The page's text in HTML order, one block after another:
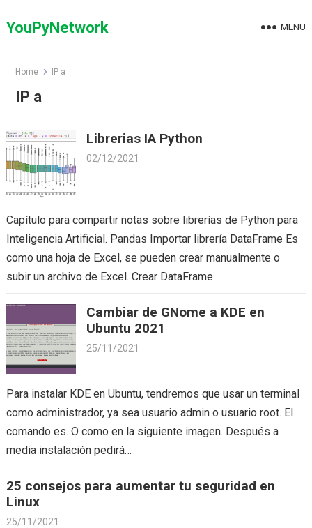
toYouPyNetwork MENU
Home IP a
IP a
Librerias IA Python
02/12/2021
Capítulo para compartir notas sobre librerías de Python para
Inteligencia Artificial. Pandas Importar librería DataFrame Es
como una hoja de Excel, se pueden crear manualmente o
subir un archivo de Excel. Crear DataFrame…
Cambiar de GNome a KDE en
Ubuntu 2021
25/11/2021
Para instalar KDE en Ubuntu, tendremos que usar un terminal
como administrador, ya sea usuario admin o usuario root. El
comando es. O como en la siguiente imagen. Después a
media instalación pedirá…
25 consejos para aumentar tu seguridad en
Linux
25/11/2021